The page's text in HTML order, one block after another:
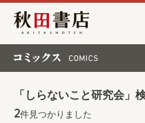
秋田書店
「しらないこと研究会」
2件見つかりました